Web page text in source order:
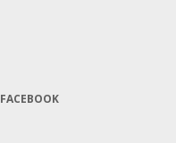
FACEBOOK